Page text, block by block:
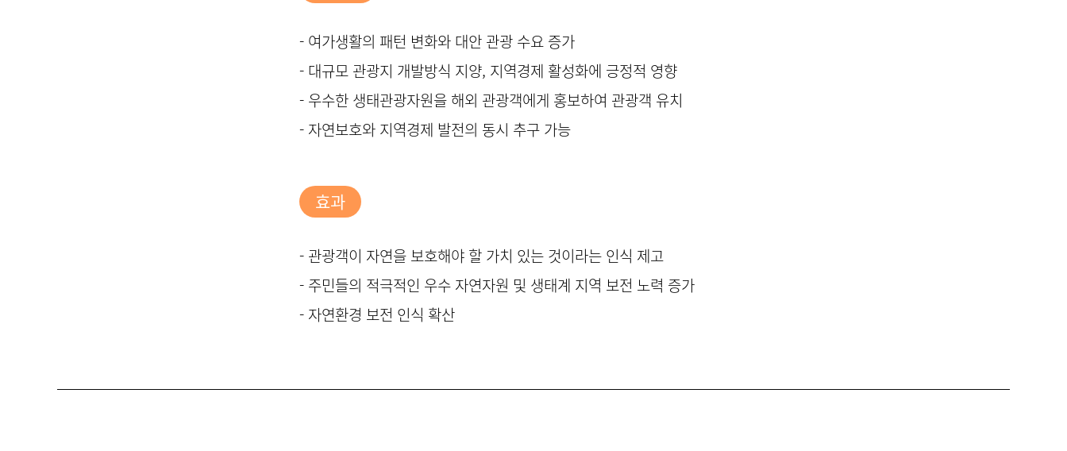
- 여가생활의 패턴 변화와 대안 관광 수요 증가
- 대규모 관광지 개발방식 지양, 지역경제 활성화에 긍정적 영향
- 우수한 생태관광자원을 해외 관광객에게 홍보하여 관광객 유치
- 자연보호와 지역경제 발전의 동시 추구 가능
효과
- 관광객이 자연을 보호해야 할 가치 있는 것이라는 인식 제고
- 주민들의 적극적인 우수 자연자원 및 생태계 지역 보전 노력 증가
- 자연환경 보전 인식 확산